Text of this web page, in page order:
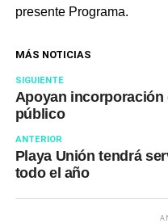
presente Programa.
MÁS NOTICIAS
SIGUIENTE
Apoyan incorporación
público
ANTERIOR
Playa Unión tendrá
todo el año